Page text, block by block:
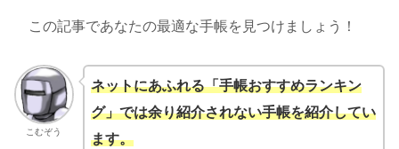
この記事であなたの最適な手帳を見つけましょう！
こむぞう
ネットにあふれる「手帳おすすめランキン
グ」では余り紹介されない手帳を紹介してい
ます。